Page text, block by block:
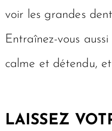
voir les grandes
Entraînez-vous
calme et détendu,
LAISSEZ